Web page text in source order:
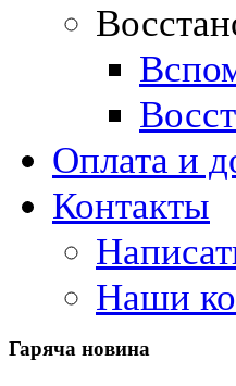
Оплата и
Контакты
Наши
Гаряча новина